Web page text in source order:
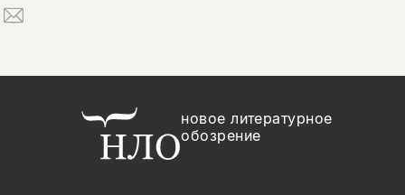
новое литературное
обозрение